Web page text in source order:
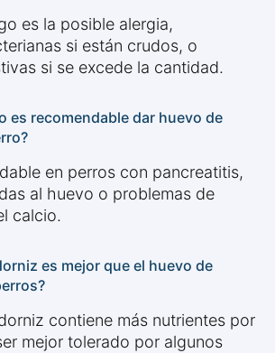
es la posible alergia,
si están crudos, o
si se excede la cantidad.
es recomendable dar huevo de
en perros con pancreatitis,
al huevo o problemas de
calcio.
es mejor que el huevo de
contiene más nutrientes por
mejor tolerado por algunos